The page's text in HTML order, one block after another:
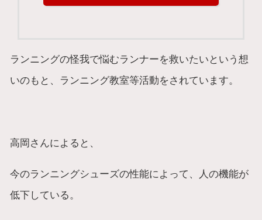
ランニングの怪我で悩むランナーを救いたいという想
いのもと、ランニング教室等活動をされています。
高岡さんによると、
今のランニングシューズの性能によって、人の機能が
低下している。